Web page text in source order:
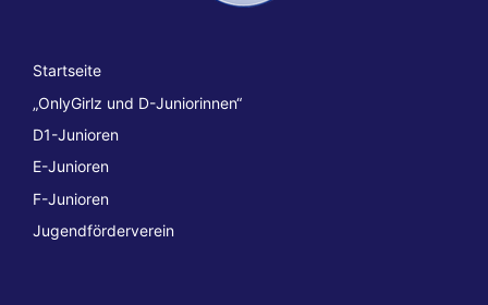
Startseite
„OnlyGirlz und D-Juniorinnen“
D1-Junioren
E-Junioren
F-Junioren
Jugendförderverein